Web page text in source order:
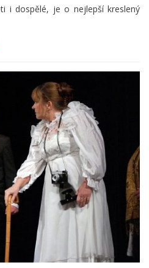
i dospělé, je o nejlepší kreslený